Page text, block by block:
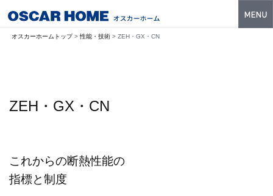
トップ
イベント・モデルハウス
建築実例
オスカーホームトップ> 性能・技術> ZEH・GX・CN
ZEH・GX・CN
これからの断熱性能の
指標と制度